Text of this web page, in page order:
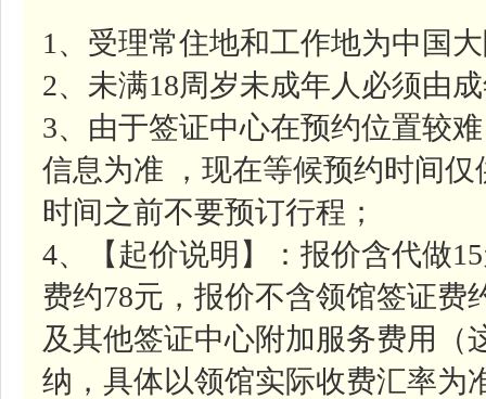
1、受理常住地和工作地为中国
2、未满18周岁未成年人必须由
3、由于签证中心在预约位置较
信息为准 ，现在等候预约时间
时间之前不要预订行程；
4、【起价说明】：报价含代做
费约78元，报价不含领馆签证费
及其他签证中心附加服务费用（
纳，具体以领馆实际收费汇率为